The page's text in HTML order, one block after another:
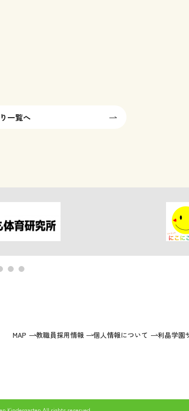
一覧へ
MAP 教職員採用情報 個人情報について 利晶学園